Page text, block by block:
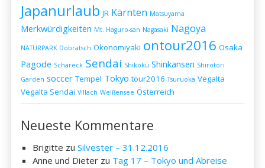
Japanurlaub JR Kärnten Matsuyama
Merkwürdigkeiten Mt. Haguro-san Nagasaki Nagoya
NATURPARK Dobratsch Okonomiyaki ontour2016 Osaka
Pagode Schareck Sendai Shikoku Shinkansen Shirotori
Garden soccer Tempel Tokyo tour2016 Tsuruoka Vegalta
Vegalta Sendai Villach Weißensee Österreich
Neueste Kommentare
Brigitte zuSilvester – 31.12.2016
Anne und Dieter zu Tag 17 – Tokyo und Abreise